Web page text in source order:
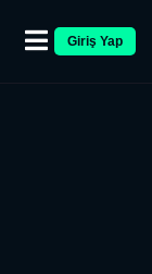
Giriş Yap